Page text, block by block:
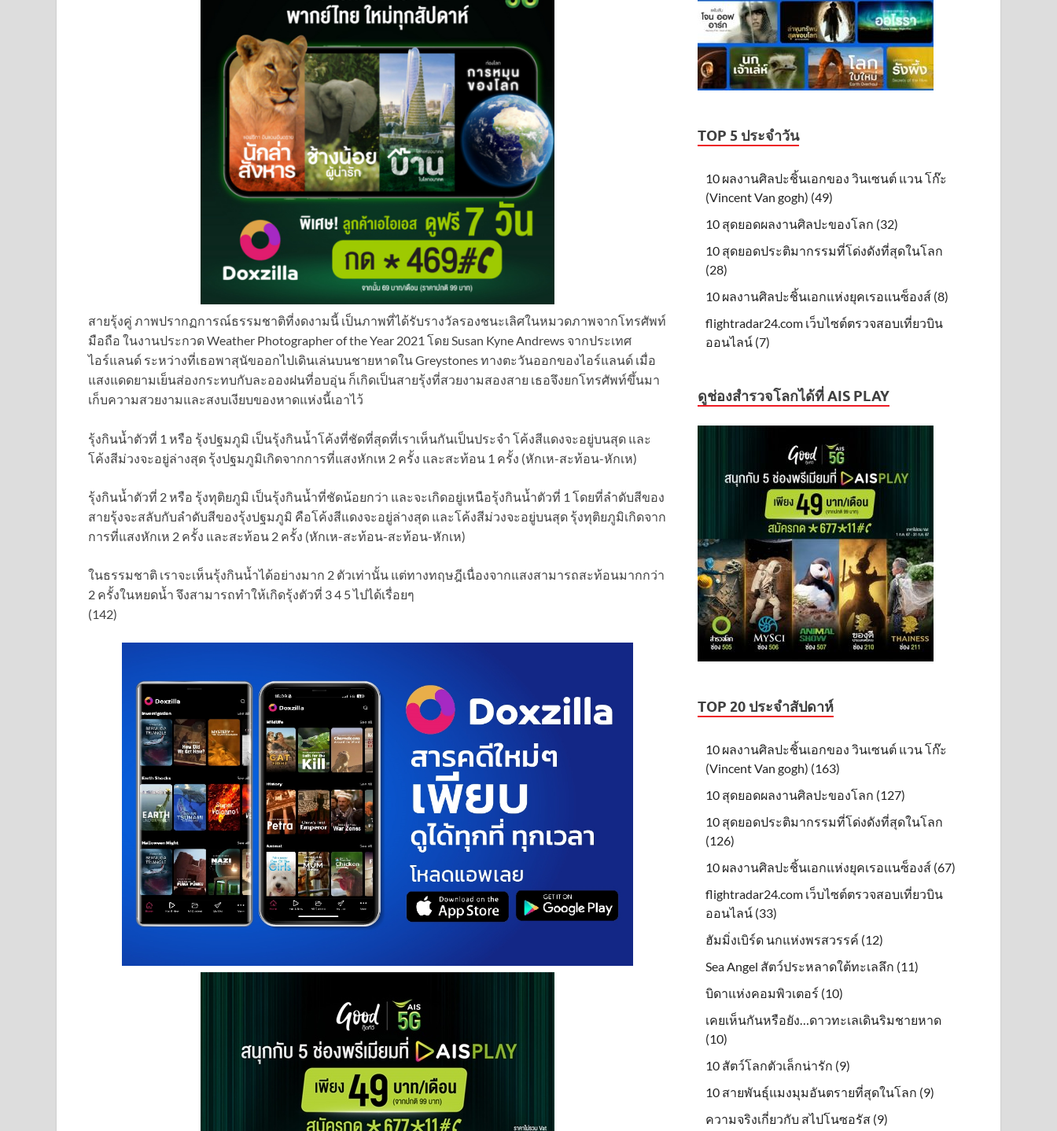
สายรุ้งคู่ ภาพปรากฏการณ์ธรรมชาติที่งดงามนี้ เป็นภาพที่ได้รับรางวัลรองชนะเลิศในหมวดภาพจากโทรศัพท์
มือถือ ในงานประกวด Weather Photographer of the Year 2021 โดย Susan Kyne Andrews จากประเทศ
ไอร์แลนด์ ระหว่างที่เธอพาสุนัขออกไปเดินเล่นบนชายหาดใน Greystones ทางตะวันออกของไอร์แลนด์ เมื่อ
แสงแดดยามเย็นส่องกระทบกับละอองฝนที่อบอุ่น ก็เกิดเป็นสายรุ้งที่สวยงามสองสาย เธอจึงยกโทรศัพท์ขึ้นมา
เก็บความสวยงามและสงบเงียบของหาดแห่งนี้เอาไว้
รุ้งกินน้ำตัวที่ 1 หรือ รุ้งปฐมภูมิ เป็นรุ้งกินน้ำโค้งที่ชัดที่สุดที่เราเห็นกันเป็นประจำ โค้งสีแดงจะอยู่บนสุด และ
โค้งสีม่วงจะอยู่ล่างสุด รุ้งปฐมภูมิเกิดจากการที่แสงหักเห 2 ครั้ง และสะท้อน 1 ครั้ง (หักเห-สะท้อน-หักเห)
รุ้งกินน้ำตัวที่ 2 หรือ รุ้งทุติยภูมิ เป็นรุ้งกินน้ำที่ชัดน้อยกว่า และจะเกิดอยู่เหนือรุ้งกินน้ำตัวที่ 1 โดยที่ลำดับสีของ
สายรุ้งจะสลับกับลำดับสีของรุ้งปฐมภูมิ คือโค้งสีแดงจะอยู่ล่างสุด และโค้งสีม่วงจะอยู่บนสุด รุ้งทุติยภูมิเกิดจาก
การที่แสงหักเห 2 ครั้ง และสะท้อน 2 ครั้ง (หักเห-สะท้อน-สะท้อน-หักเห)
ในธรรมชาติ เราจะเห็นรุ้งกินน้ำได้อย่างมาก 2 ตัวเท่านั้น แต่ทางทฤษฎีเนื่องจากแสงสามารถสะท้อนมากกว่า
2 ครั้งในหยดน้ำ จึงสามารถทำให้เกิดรุ้งตัวที่ 3 4 5 ไปได้เรื่อยๆ
(142)
TOP 5 ประจำวัน
10 ผลงานศิลปะชิ้นเอกของ วินเซนต์ แวน โก๊ะ
(Vincent Van gogh) (49)
10 สุดยอดผลงานศิลปะของโลก (32)
10 สุดยอดประติมากรรมที่โด่งดังที่สุดในโลก
(28)
10 ผลงานศิลปะชิ้นเอกแห่งยุคเรอแนซ็องส์ (8)
flightradar24.com เว็บไซต์ตรวจสอบเที่ยวบิน
ออนไลน์ (7)
ดูช่องสำรวจโลกได้ที่ AIS PLAY
TOP 20 ประจำสัปดาห์
10 ผลงานศิลปะชิ้นเอกของ วินเซนต์ แวน โก๊ะ
(Vincent Van gogh) (163)
10 สุดยอดผลงานศิลปะของโลก (127)
10 สุดยอดประติมากรรมที่โด่งดังที่สุดในโลก
(126)
10 ผลงานศิลปะชิ้นเอกแห่งยุคเรอแนซ็องส์ (67)
flightradar24.com เว็บไซต์ตรวจสอบเที่ยวบิน
ออนไลน์ (33)
ฮัมมิ่งเบิร์ด นกแห่งพรสวรรค์ (12)
Sea Angel สัตว์ประหลาดใต้ทะเลลึก (11)
บิดาแห่งคอมพิวเตอร์ (10)
เคยเห็นกันหรือยัง…ดาวทะเลเดินริมชายหาด
(10)
10 สัตว์โลกตัวเล็กน่ารัก (9)
10 สายพันธุ์แมงมุมอันตรายที่สุดในโลก (9)
ความจริงเกี่ยวกับ สไปโนซอรัส (9)